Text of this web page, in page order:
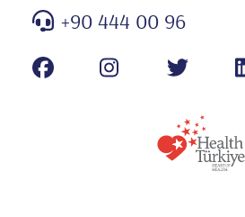
+90 444 00 96